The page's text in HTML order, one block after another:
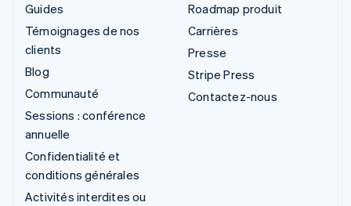
Guides
Témoignages de nos
clients
Blog
Communauté
Sessions : conférence
annuelle
Confidentialité et
conditions générales
Activités interdites ou
Roadmap produit
Carrières
Presse
Stripe Press
Contactez-nous